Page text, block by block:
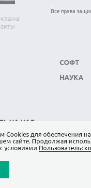
Все права
СОФТ
НАУКА
НА НАС
Сookies для обеспечения
сайте. Продолжая
условиями